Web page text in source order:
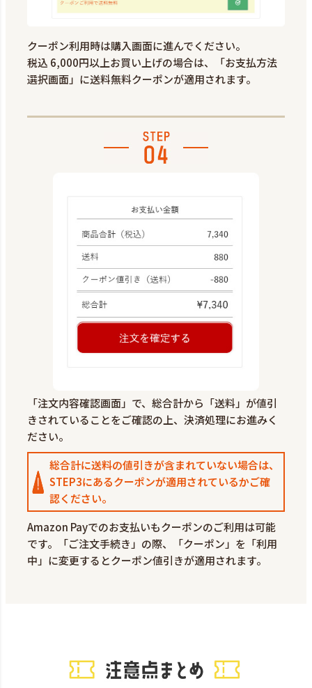
クーポン利用時は購入画面に進んでください。
税込 6,000円以上お買い上げの場合は、「お支払方法
選択画面」に送料無料クーポンが適用されます。
「注文内容確認画面」で、総合計から「送料」が値引
きされていることをご確認の上、決済処理にお進みく
ださい。
総合計に送料の値引きが含まれていない場合は、
STEP3にあるクーポンが適用されているかご確
認ください。
Amazon Payでのお支払いもクーポンのご利用は可能
です。「ご注文手続き」の際、「クーポン」を「利用
中」に変更するとクーポン値引きが適用されます。